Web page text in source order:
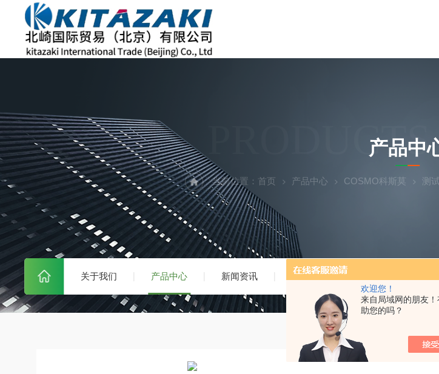
欢迎您！
来自局域网的朋友
助您的吗？
关于我们 产品中心 新闻资讯 技术文章
产品中
当前位置： 首页 产品中心 COSMO科斯莫 测